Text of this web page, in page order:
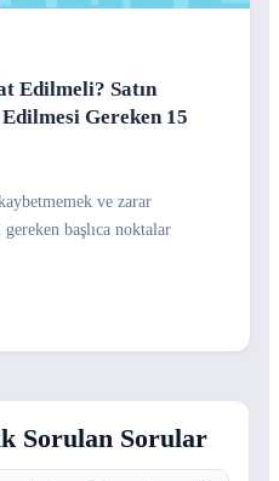
Edilmeli? Satın
Gereken 15
ve zarar
başlıca noktalar
Sorulan Sorular